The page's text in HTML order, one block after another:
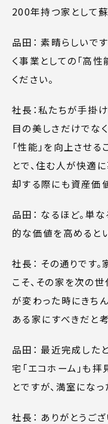
200年持つ家として
品田： 素晴らしいで
く事業としての「高
ください。
社長：私たちが手掛け
目の美しさだけでな
「性能」を向上させる
とで、住む人が快適
却する際にも資産価
品田： なるほど。単
的な価値を高めると
社長： その通りです
こそ、その家を次の
が変わった時にきち
ある家にすべきだと
品田： 最近完成した
宅「エコホーム」も
とですが、満室にな
社長： ありがとうご